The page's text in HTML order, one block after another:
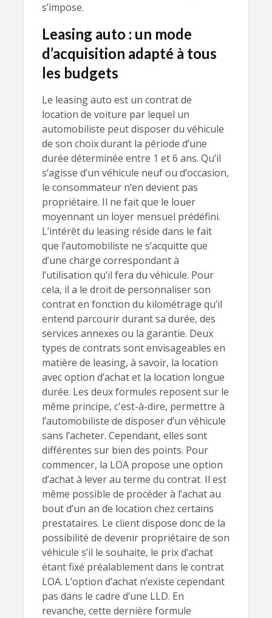
s’impose.
Leasing auto : un mode
d’acquisition adapté à tous
les budgets
Le leasing auto est un contrat de
location de voiture par lequel un
automobiliste peut disposer du véhicule
de son choix durant la période d’une
durée déterminée entre 1 et 6 ans. Qu’il
s’agisse d’un véhicule neuf ou d’occasion,
le consommateur n’en devient pas
propriétaire. Il ne fait que le louer
moyennant un loyer mensuel prédéfini.
L’intérêt du leasing réside dans le fait
que l’automobiliste ne s’acquitte que
d’une charge correspondant à
l’utilisation qu’il fera du véhicule. Pour
cela, il a le droit de personnaliser son
contrat en fonction du kilométrage qu’il
entend parcourir durant sa durée, des
services annexes ou la garantie. Deux
types de contrats sont envisageables en
matière de leasing, à savoir, la location
avec option d’achat et la location longue
durée. Les deux formules reposent sur le
même principe, c'est-à-dire, permettre à
l’automobiliste de disposer d’un véhicule
sans l’acheter. Cependant, elles sont
différentes sur bien des points. Pour
commencer, la LOA propose une option
d’achat à lever au terme du contrat. Il est
même possible de procéder à l’achat au
bout d’un an de location chez certains
prestataires. Le client dispose donc de la
possibilité de devenir propriétaire de son
véhicule s’il le souhaite, le prix d’achat
étant fixé préalablement dans le contrat
LOA. L’option d’achat n’existe cependant
pas dans le cadre d’une LLD. En
revanche, cette dernière formule